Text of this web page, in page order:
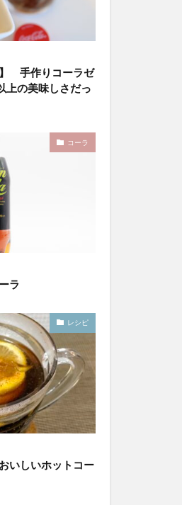
】 手作りコーラゼ
上の美味しさだっ
コーラ
ラ
レシピ
いしいホットコー